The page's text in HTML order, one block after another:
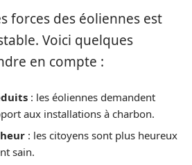
forces des éoliennes est
Voici quelques
en compte :
: les éoliennes demandent
aux installations à charbon.
: les citoyens sont plus heureux
sain.